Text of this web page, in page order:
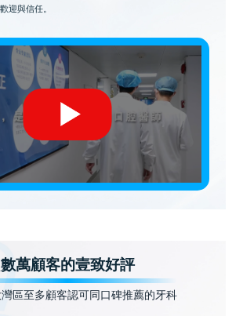
迎與信任。
數萬顧客的壹致好評
區至多顧客認可同口碑推薦的牙科